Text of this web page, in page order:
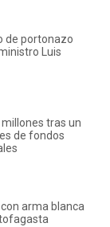
de portonazo
Luis
tras un
de fondos
arma blanca